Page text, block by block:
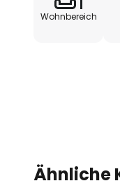
Wohnbereich
Ähnliche